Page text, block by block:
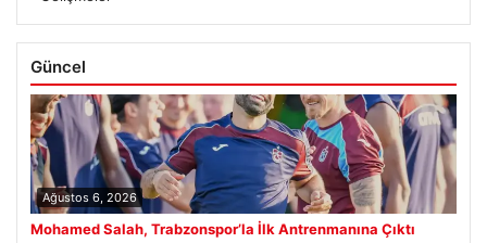
Güncel
Ağustos 6, 2026
Mohamed Salah, Trabzonspor’la İlk Antrenmanına Çıktı